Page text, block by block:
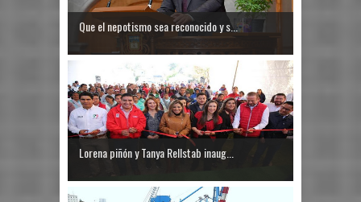
Que el nepotismo sea reconocido y s...
Lorena piñón y Tanya Rellstab inaug...